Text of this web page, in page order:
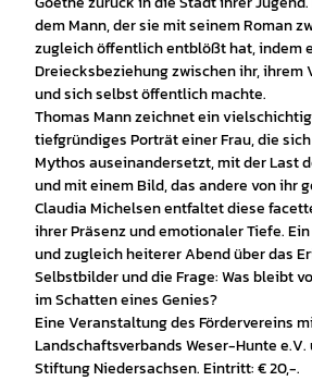
dem Mann, der sie mit seinem Roman
zugleich öffentlich entblößt hat, indem
Dreiecksbeziehung zwischen ihr, ihrem
und sich selbst öffentlich machte.
Thomas Mann zeichnet ein
tiefgründiges Porträt einer Frau, die
Mythos auseinandersetzt, mit der Last
und mit einem Bild, das andere von ihr
Claudia Michelsen entfaltet diese
ihrer Präsenz und emotionaler Tiefe.
und zugleich heiterer Abend über das
Selbstbilder und die Frage: Was bleibt
im Schatten eines Genies?
Eine Veranstaltung des Fördervereins
Landschaftsverbands Weser-Hunte e.V.
Stiftung Niedersachsen. Eintritt: € 20,-.